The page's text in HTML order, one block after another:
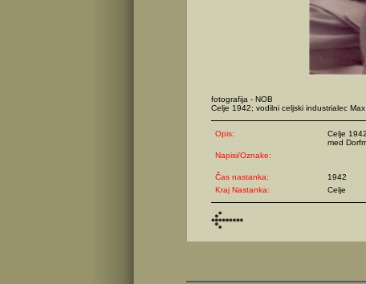
fotografija - NOB
Celje 1942; vodilni celjski industrialec Max
Opis:
Celje
med
Napisi/Oznake:
Čas nastanka:
1942
Kraj Nastanka:
Celje